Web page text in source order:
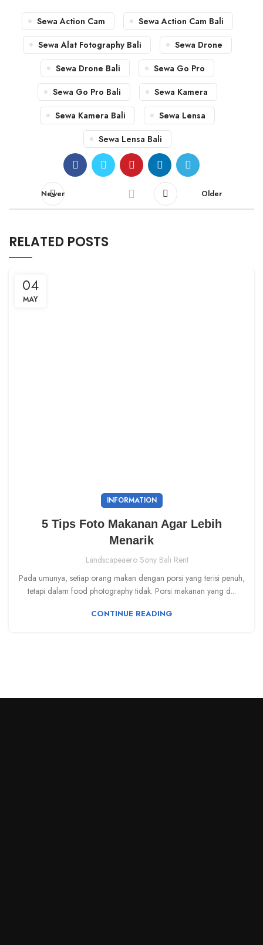
Sewa Action Cam
Sewa Action Cam Bali
Sewa Alat Fotography Bali
Sewa Drone
Sewa Drone Bali
Sewa Go Pro
Sewa Go Pro Bali
Sewa Kamera
Sewa Kamera Bali
Sewa Lensa
Sewa Lensa Bali
Newer Older
RELATED POSTS
04
MAY
INFORMATION
5 Tips Foto Makanan Agar Lebih
Menarik
Landscapeaero Sony Bali Rent
Pada umunya, setiap orang makan dengan porsi yang terisi penuh,
tetapi dalam food photography tidak. Porsi makanan yang d...
CONTINUE READING